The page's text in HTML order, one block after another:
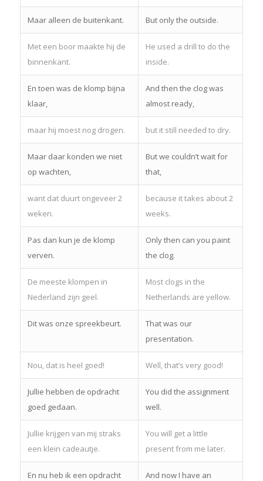
Maar alleen de buitenkant. But only the outside.
Met een boor maakte hij de
binnenkant.
He used a drill to do the
inside.
En toen was de klomp bijna
klaar,
And then the clog was
almost ready,
maar hij moest nog drogen. but it still needed to dry.
Maar daar konden we niet
op wachten,
But we couldn’t wait for
that,
want dat duurt ongeveer 2
weken.
because it takes about 2
weeks.
Pas dan kun je de klomp
verven.
Only then can you paint
the clog.
De meeste klompen in
Nederland zijn geel.
Most clogs in the
Netherlands are yellow.
Dit was onze spreekbeurt.
That was our
presentation.
Nou, dat is heel goed! Well, that’s very good!
Jullie hebben de opdracht
goed gedaan.
You did the assignment
well.
Jullie krijgen van mij straks
een klein cadeautje.
You will get a little
present from me later.
En nu heb ik een opdracht
And now I have an